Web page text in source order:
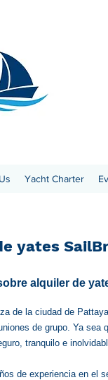
Yacht Charter
yates
alquiler de
de la ciudad de
de grupo. Ya sea
tranquilo e
de experiencia en el